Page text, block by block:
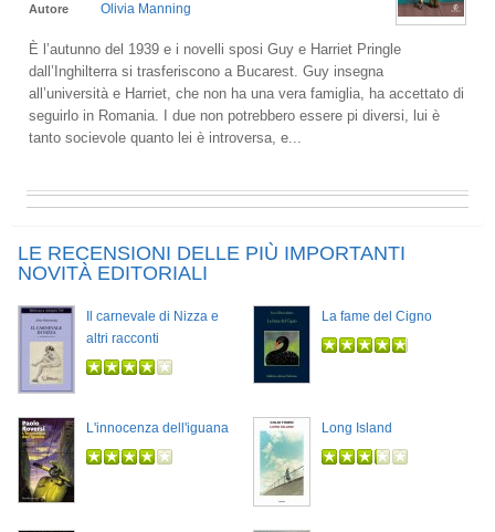
Autore Olivia Manning
È l’autunno del 1939 e i novelli sposi Guy e Harriet Pringle
dall’Inghilterra si trasferiscono a Bucarest. Guy insegna
all’università e Harriet, che non ha una vera famiglia, ha accettato di
seguirlo in Romania. I due non potrebbero essere pi diversi, lui è
tanto socievole quanto lei è introversa, e...
LE RECENSIONI DELLE PIÙ IMPORTANTI
NOVITÀ EDITORIALI
Il carnevale di Nizza e
altri racconti
La fame del Cigno
L'innocenza dell'iguana Long Island